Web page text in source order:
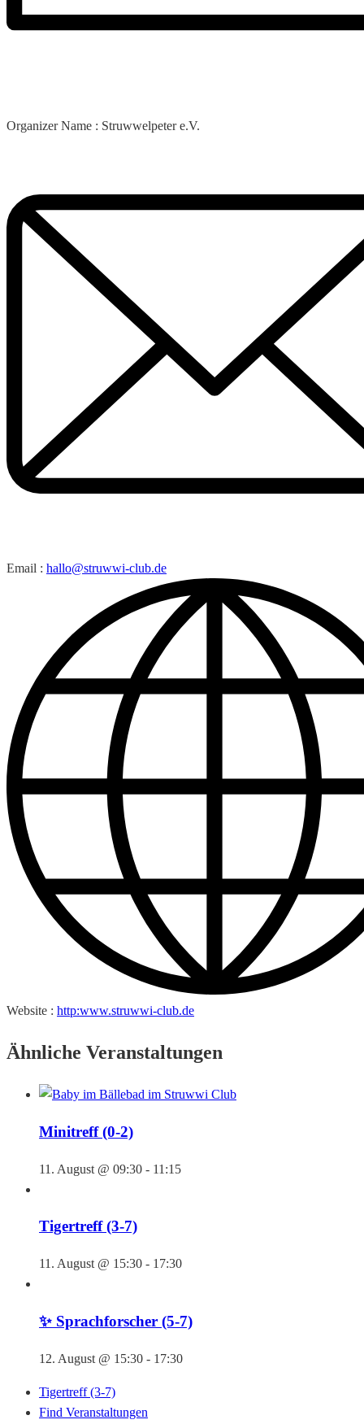
Organizer Name : Struwwelpeter e.V.
Email : hallo@struwwi-club.de
Website : http:www.struwwi-club.de
Ähnliche Veranstaltungen
Minitreff (0-2)
11. August @ 09:30 - 11:15
Tigertreff (3-7)
11. August @ 15:30 - 17:30
✨ Sprachforscher (5-7)
12. August @ 15:30 - 17:30
Tigertreff (3-7)
Find Veranstaltungen